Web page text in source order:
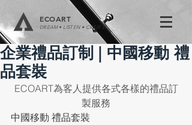
ECOART
DREAM • LISTEN • CREATE
企業禮品訂制 | 中國移動 禮
品套裝
ECOART為客人提供各式各樣的禮品訂
製服務
中國移動 禮品套裝